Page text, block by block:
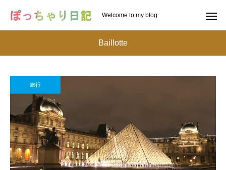
Welcome to my blog
Baillotte
旅行